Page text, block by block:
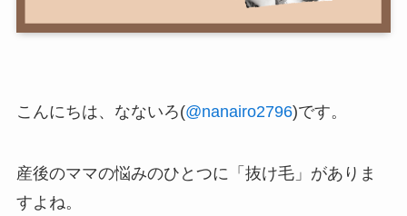
こんにちは、なないろ(@nanairo2796)です。
産後のママの悩みのひとつに「抜け毛」がありま
すよね。